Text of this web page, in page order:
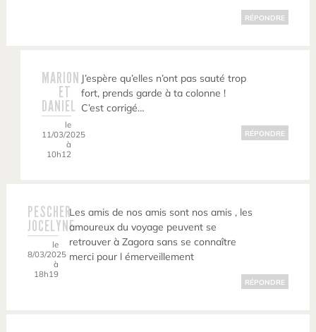
RÉPONDRE
MARION
ET
DANIEL
le
11/03/2025
à
10h12
J’espère qu’elles n’ont pas sauté trop
fort, prends garde à ta colonne !
C’est corrigé…
RÉPONDRE
PESCHER
JOCELYNE
le
8/03/2025
à
18h19
Les amis de nos amis sont nos amis , les
amoureux du voyage peuvent se
retrouver à Zagora sans se connaître
merci pour l émerveillement
RÉPONDRE